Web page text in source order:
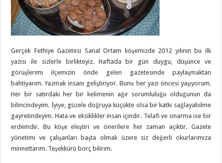
Gerçek Fethiye Gazetesi Sanal Ortam köşemizde 2012 yılının bu ilk
yazısı ile sizlerle birlikteyiz. Haftada bir gün duygu, düşünce ve
görüşlerimi ilçemizin önde gelen gazetesinde paylaşmaktan
bahtiyarım. Yazmak insanı geliştiriyor. Bunu her yazı öncesi yaşıyorum.
Her bir satırdaki her bir kelimenin ağır sorumluluğu olduğunun da
bilincindeyim. İyiye, güzele doğruya küçükte olsa bir katkı sağlayabilme
gayretindeyim. Hata ve eksiklikler insan içindir. Telafi ve onarma ise bir
erdemdir. Bu köşe eleştiri ve önerilere her zaman açıktır. Gazete
yönetimi ve çalışanları başta olmak üzere siz değerli okurlarımıza
minnettarım. Teşekkürü borç bilirim.